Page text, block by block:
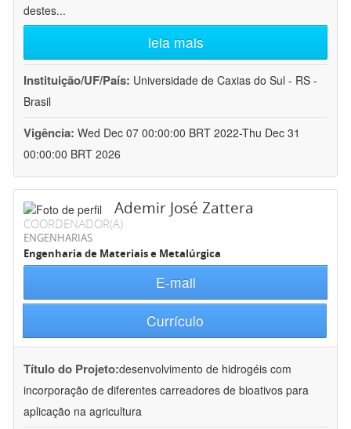
destes...
leia mais
Instituição/UF/País: Universidade de Caxias do Sul - RS -
Brasil
Vigência: Wed Dec 07 00:00:00 BRT 2022-Thu Dec 31
00:00:00 BRT 2026
Ademir José Zattera
COORDENADOR(A)
ENGENHARIAS
Engenharia de Materiais e Metalúrgica
E-mail
Currículo
Título do Projeto:desenvolvimento de hidrogéis com
incorporação de diferentes carreadores de bioativos para
aplicação na agricultura